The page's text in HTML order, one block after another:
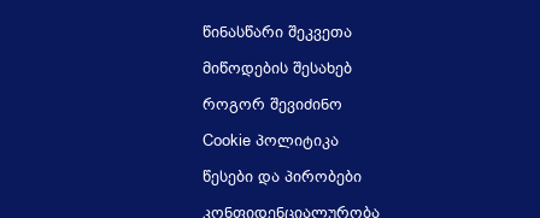
წინასწარი შეკვეთა
მიწოდების შესახებ
როგორ შევიძინო
Cookie პოლიტიკა
წესები და პირობები
კონფიდენციალურობა